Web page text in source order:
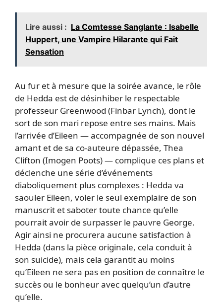
Lire aussi : La Comtesse Sanglante : Isabelle
Huppert, une Vampire Hilarante qui Fait
Sensation
Au fur et à mesure que la soirée avance, le rôle
de Hedda est de désinhiber le respectable
professeur Greenwood (Finbar Lynch), dont le
sort de son mari repose entre ses mains. Mais
l’arrivée d’Eileen — accompagnée de son nouvel
amant et de sa co-auteure dépassée, Thea
Clifton (Imogen Poots) — complique ces plans et
déclenche une série d’événements
diaboliquement plus complexes : Hedda va
saouler Eileen, voler le seul exemplaire de son
manuscrit et saboter toute chance qu’elle
pourrait avoir de surpasser le pauvre George.
Agir ainsi ne procurera aucune satisfaction à
Hedda (dans la pièce originale, cela conduit à
son suicide), mais cela garantit au moins
qu’Eileen ne sera pas en position de connaître le
succès ou le bonheur avec quelqu’un d’autre
qu’elle.